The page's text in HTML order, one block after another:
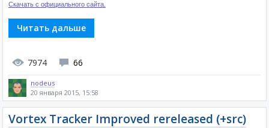
Скачать с официального сайта.
Читать дальше
7974 66
nodeus
20 января 2015, 15:58
Vortex Tracker Improved rereleased (+src)